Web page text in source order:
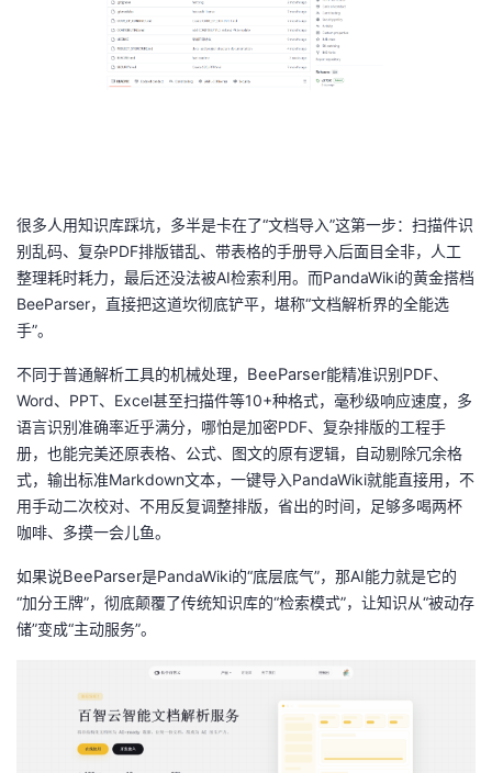
堂
我
的
课
程
我
的
认
我
的
验
我
收
藏
我
的
支
持
我
声
建
议
很多人用知识库踩坑，多半是卡在了“文档导入”这第一步：扫描件识
别乱码、复杂PDF排版错乱、带表格的手册导入后面目全非，人工
整理耗时耗力，最后还没法被AI检索利用。而PandaWiki的黄金搭档
BeeParser，直接把这道坎彻底铲平，堪称“文档解析界的全能选
手”。
不同于普通解析工具的机械处理， BeeParser能精准识别PDF、
Word、 PPT、 Excel甚至扫描件等10+种格式，毫秒级响应速度，多
语言识别准确率近乎满分，哪怕是加密PDF、复杂排版的工程手
册，也能完美还原表格、公式、图文的原有逻辑，自动剔除冗余格
式，输出标准Markdown文本，一键导入PandaWiki就能直接用，不
用手动二次校对、不用反复调整排版，省出的时间，足够多喝两杯
咖啡、多摸一会儿鱼。
如果说BeeParser是PandaWiki的“底层底气”，那AI能力就是它的
“加分王牌”，彻底颠覆了传统知识库的“检索模式”，让知识从“被动存
储”变成“主动服务”。